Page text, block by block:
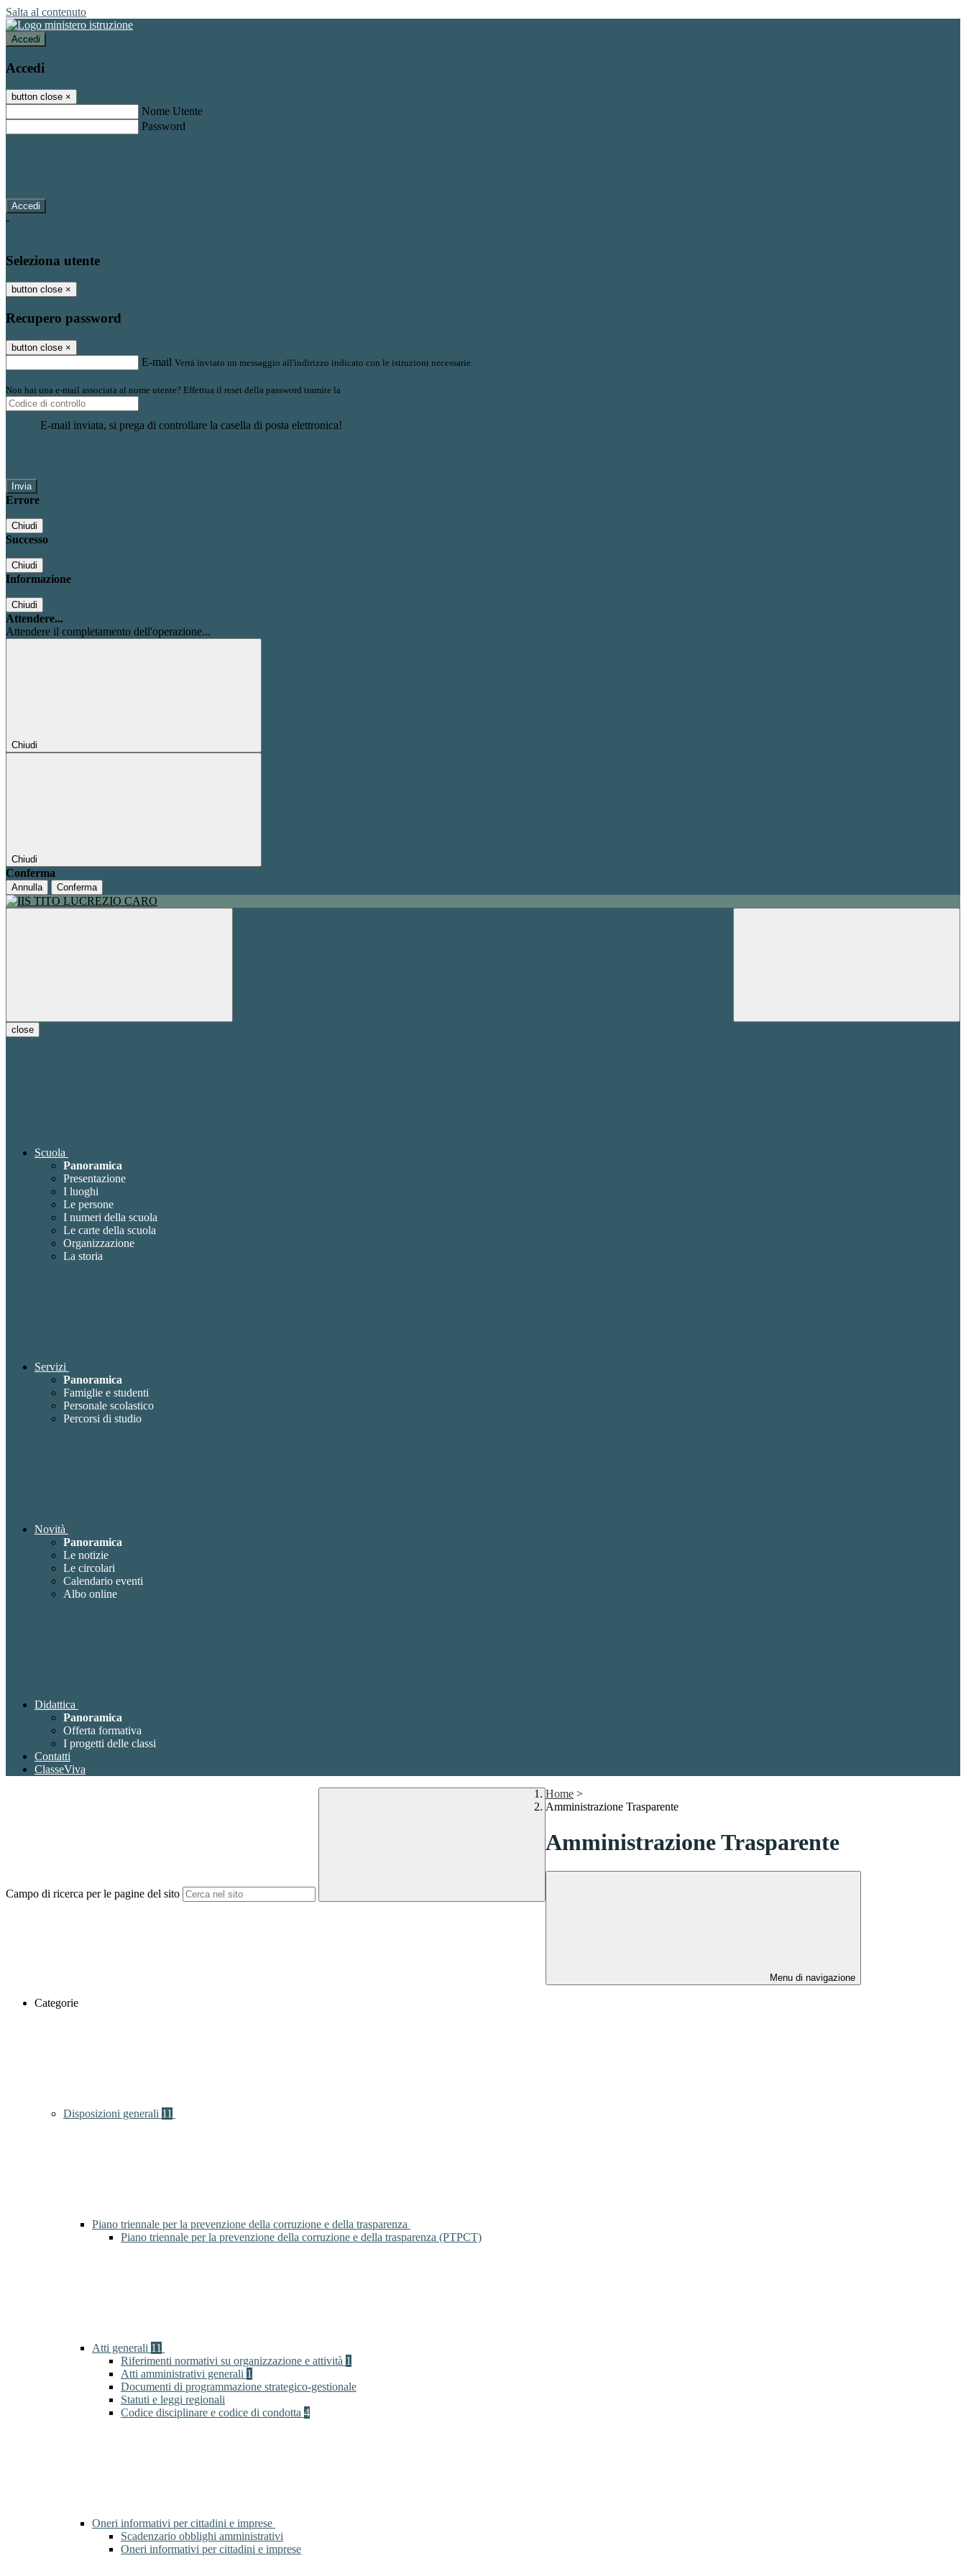
Salta al contenuto
Accedi
Accedi
button close ×
Nome Utente
Password
-
Seleziona utente
button close ×
Recupero password
button close ×
E-mail Verrà inviato un messaggio all'indirizzo indicato con le istruzioni necessarie.
Non hai una e-mail associata al nome utente? Effettua il reset della password tramite la
E-mail inviata, si prega di controllare la casella di posta elettronica!
Errore
Chiudi
Successo
Chiudi
Informazione
Chiudi
Attendere...
Attendere il completamento dell'operazione...
Chiudi
Chiudi
Conferma
Annulla Conferma
close
Scuola
Panoramica
Presentazione
I luoghi
Le persone
I numeri della scuola
Le carte della scuola
Organizzazione
La storia
Servizi
Panoramica
Famiglie e studenti
Personale scolastico
Percorsi di studio
Novità
Panoramica
Le notizie
Le circolari
Calendario eventi
Albo online
Didattica
Panoramica
Offerta formativa
I progetti delle classi
Contatti
ClasseViva
Campo di ricerca per le pagine del sito
Home >
Amministrazione Trasparente
Amministrazione Trasparente
Menu di navigazione
Categorie
Disposizioni generali 11
Piano triennale per la prevenzione della corruzione e della trasparenza
Piano triennale per la prevenzione della corruzione e della trasparenza (PTPCT)
Atti generali 11
Riferimenti normativi su organizzazione e attività 1
Atti amministrativi generali 1
Documenti di programmazione strategico-gestionale
Statuti e leggi regionali
Codice disciplinare e codice di condotta 4
Oneri informativi per cittadini e imprese
Scadenzario obblighi amministrativi
Oneri informativi per cittadini e imprese